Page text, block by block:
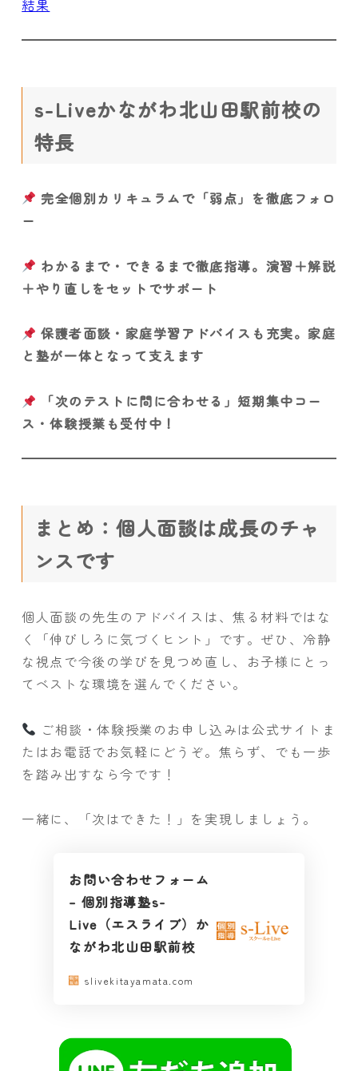
結果
s-Liveかながわ北山田駅前校の
特長
完全個別カリキュラムで「弱点」を徹底フォロ
ー
わかるまで・できるまで徹底指導。演習＋解説
＋やり直しをセットでサポート
保護者面談・家庭学習アドバイスも充実。家庭
と塾が一体となって支えます
「次のテストに間に合わせる」短期集中コー
ス・体験授業も受付中！
まとめ：個人面談は成長のチャ
ンスです
個人面談の先生のアドバイスは、焦る材料ではな
く「伸びしろに気づくヒント」です。ぜひ、冷静
な視点で今後の学びを見つめ直し、お子様にとっ
てベストな環境を選んでください。
ご相談・体験授業のお申し込みは公式サイトま
たはお電話でお気軽にどうぞ。焦らず、でも一歩
を踏み出すなら今です！
一緒に、「次はできた！」を実現しましょう。
お問い合わせフォーム
– 個別指導塾s-
Live（エスライブ）か
ながわ北山田駅前校
slivekitayamata.com